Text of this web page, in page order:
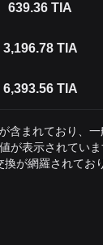
639.36 TIA
3,196.78 TIA
6,393.56 TIA
含まれており、
が表示されていま
が網羅されてお